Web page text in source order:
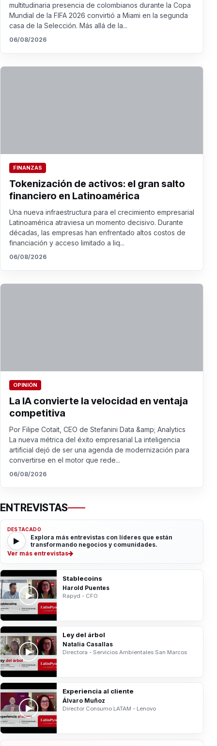
multitudinaria presencia de colombianos durante la Copa
Mundial de la FIFA 2026 convirtió a Miami en la segunda
casa de la Selección. Más allá de la...
06/08/2026
FINANZAS
Tokenización de activos: el gran salto
financiero en Latinoamérica
Una nueva infraestructura para el crecimiento empresarial
Latinoamérica atraviesa un momento decisivo. Durante
décadas, las empresas han enfrentado altos costos de
financiación y acceso limitado a liq...
06/08/2026
OPINIÓN
La IA convierte la velocidad en ventaja
competitiva
Por Filipe Cotait, CEO de Stefanini Data &amp; Analytics
La nueva métrica del éxito empresarial La inteligencia
artificial dejó de ser una agenda de modernización para
convertirse en el motor que rede...
06/08/2026
ENTREVISTAS
DESTACADO
Explora más entrevistas con líderes que están
transformando negocios y comunidades.
Ver más entrevistas
Stablecoins
Harold Puentes
Rapyd - CFO
Ley del árbol
Natalia Casallas
Directora - Servicios Ambientales San Marcos
Experiencia al cliente
Álvaro Muñoz
Director Consumo LATAM - Lenovo